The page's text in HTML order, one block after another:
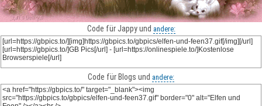
Code für Jappy und andere:
Code für Blogs und andere: